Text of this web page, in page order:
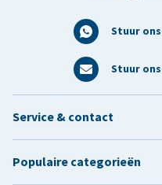
Stuur
Stuur
Service & contact
Populaire categorieën